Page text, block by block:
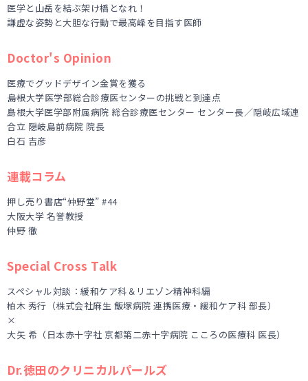
医学と山岳を結ぶ架け橋となれ！
謙虚な姿勢と大胆な行動で最高峰を目指す医師
Doctor's Opinion
医療でグッドデザイン金賞を獲る
――島根大学医学部総合診療医センターの挑戦と到達点
島根大学医学部附属病院 総合診療医センター センター長／隠岐広域連
合立 隠岐島前病院 院長
白石 吉彦
連載コラム
押し売り書店“仲野堂” #44
大阪大学 名誉教授
仲野 徹
Special Cross Talk
スペシャル対談：緩和ケア科＆リエゾン精神科編
柏木 秀行（株式会社麻生 飯塚病院 連携医療・緩和ケア科 部長）
×
大矢 希（日本赤十字社 京都第二赤十字病院 こころの医療科 医長）
Dr.徳田のクリニカルパールズ